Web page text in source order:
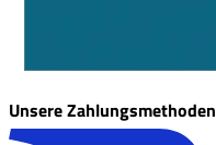
Unsere Zahlungsmethoden